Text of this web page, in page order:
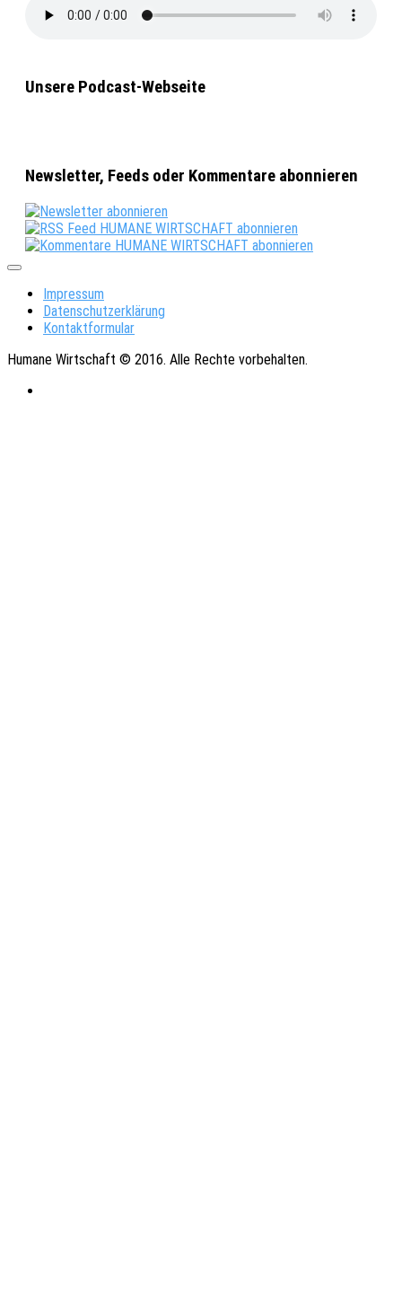
Unsere Podcast-Webseite
Newsletter, Feeds oder Kommentare abonnieren
Impressum
Datenschutzerklärung
Kontaktformular
Humane Wirtschaft © 2016. Alle Rechte vorbehalten.